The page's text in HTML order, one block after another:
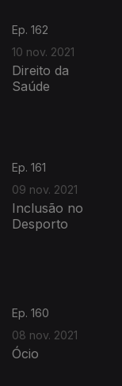
Ep. 162
10 nov. 2021
Direito da
Saúde
Ep. 161
09 nov. 2021
Inclusão no
Desporto
Ep. 160
08 nov. 2021
Ócio